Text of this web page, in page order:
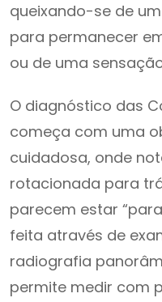
queixando-se de
para permanecer
ou de uma
O diagnóstico das
começa com uma
cuidadosa, onde
rotacionada para
parecem estar
feita através de
radiografia
permite medir com